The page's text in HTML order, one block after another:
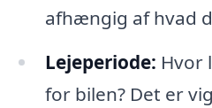
afhængig af hvad
Lejeperiode: Hvor
for bilen? Det er